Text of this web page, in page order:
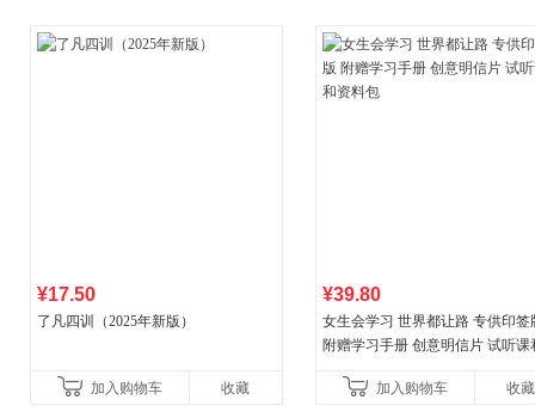
¥17.50
了凡四训（2025年新版）
加入购物车 收藏
¥39.80
女生会学习 世界都让路 专供印签
附赠学习手册 创意明信片 试听课
加入购物车
收藏